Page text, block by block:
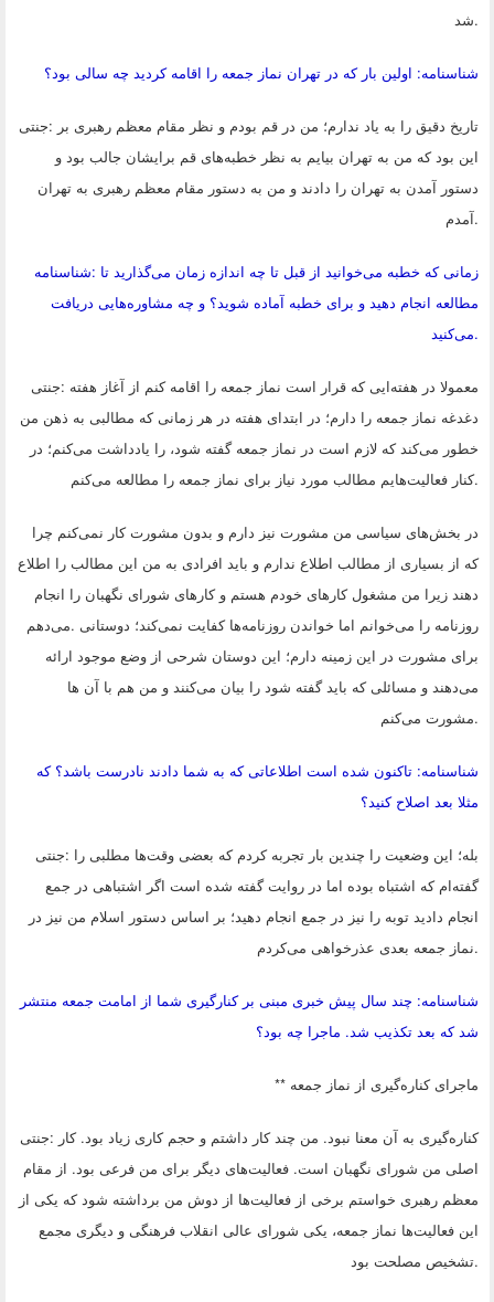
شد.
شناسنامه: اولین بار که در تهران نماز جمعه را اقامه کردید چه سالی بود؟
جنتی: تاریخ دقیق را به یاد ندارم؛ من در قم بودم و نظر مقام معظم رهبری بر
این بود که من به تهران بیایم به نظر خطبه‌های قم برایشان جالب بود و
دستور آمدن به تهران را دادند و من به دستور مقام معظم رهبری به تهران
آمدم.
شناسنامه: زمانی که خطبه می‌خوانید از قبل تا چه اندازه زمان می‌گذارید تا
مطالعه انجام دهید و برای خطبه آماده شوید؟ و چه مشاوره‌هایی دریافت
می‌کنید.
جنتی: معمولا در هفته‌ایی که قرار است نماز جمعه را اقامه کنم از آغاز هفته
دغدغه نماز جمعه را دارم؛ در ابتدای هفته در هر زمانی که مطالبی به ذهن من
خطور می‌کند که لازم است در نماز جمعه گفته شود، را یادداشت می‌کنم؛ در
کنار فعالیت‌هایم مطالب مورد نیاز برای نماز جمعه را مطالعه می‌کنم.
در بخش‌های سیاسی من مشورت نیز دارم و بدون مشورت کار نمی‌کنم چرا
که از بسیاری از مطالب اطلاع ندارم و باید افرادی به من این مطالب را اطلاع
دهند زیرا من مشغول کارهای خودم هستم و کارهای شورای نگهبان را انجام
می‌دهم. روزنامه را می‌خوانم اما خواندن روزنامه‌ها کفایت نمی‌کند؛ دوستانی
برای مشورت در این زمینه دارم؛ این دوستان شرحی از وضع موجود ارائه
می‌دهند و مسائلی که باید گفته شود را بیان می‌کنند و من هم با آن ها
مشورت می‌کنم.
شناسنامه: تاکنون شده است اطلاعاتی که به شما دادند نادرست باشد؟ که
مثلا بعد اصلاح کنید؟
جنتی: بله؛ این وضعیت را چندین بار تجربه کردم که بعضی وقت‌ها مطلبی را
گفته‌ام که اشتباه بوده اما در روایت گفته شده است اگر اشتباهی در جمع
انجام دادید توبه را نیز در جمع انجام دهید؛ بر اساس دستور اسلام من نیز در
نماز جمعه بعدی عذرخواهی می‌کردم.
شناسنامه: چند سال پیش خبری مبنی بر کنارگیری شما از امامت جمعه منتشر
شد که بعد تکذیب شد. ماجرا چه بود؟
** ماجرای کناره‌گیری از نماز جمعه
جنتی: کناره‌گیری به آن معنا نبود. من چند کار داشتم و حجم کاری زیاد بود. کار
اصلی من شورای نگهبان است. فعالیت‌های دیگر برای من فرعی بود. از مقام
معظم رهبری خواستم برخی از فعالیت‌ها از دوش من برداشته شود که یکی از
این فعالیت‌ها نماز جمعه، یکی شورای عالی انقلاب فرهنگی و دیگری مجمع
تشخیص مصلحت بود.